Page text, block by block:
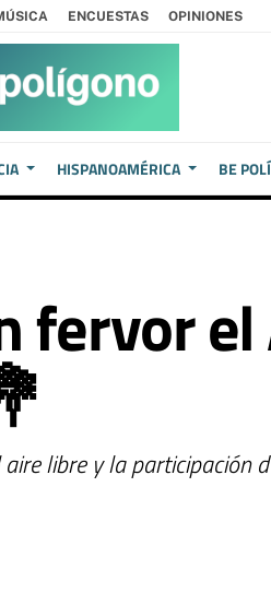
ENCUESTAS OPINIONES
HISPANOAMÉRICA BE
fervor
libre y la participación